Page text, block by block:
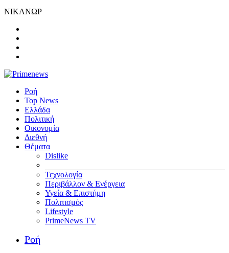
ΝΙΚΑΝΩΡ
Ροή
Top News
Ελλάδα
Πολιτική
Οικονομία
Διεθνή
Θέματα
Dislike
Τεχνολογία
Περιβάλλον & Ενέργεια
Υγεία & Επιστήμη
Πολιτισμός
Lifestyle
PrimeNews TV
Ροή